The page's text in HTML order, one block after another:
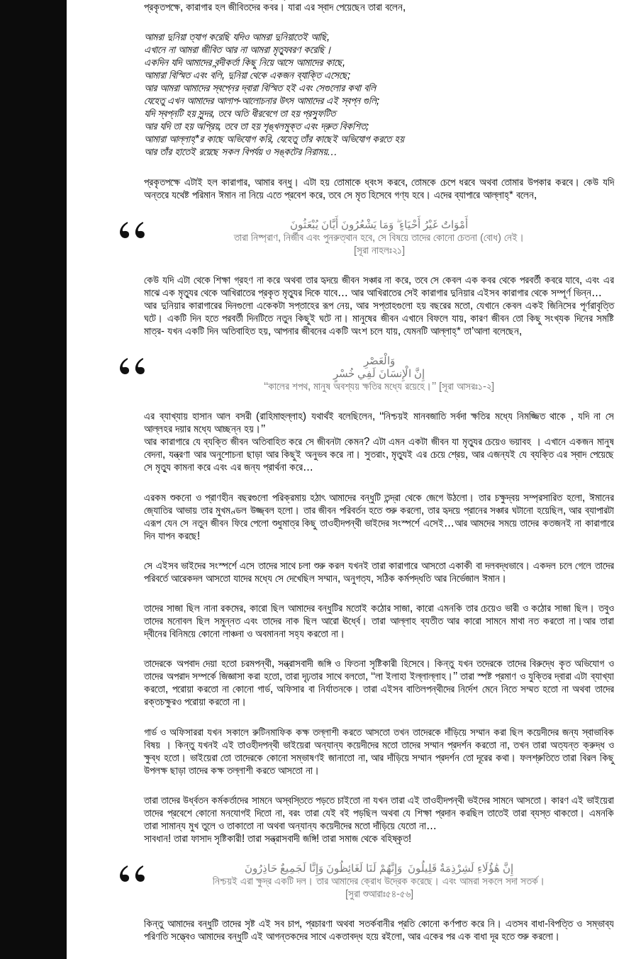
প্রকৃতপক্ষে, কারাগার হল জীবিতদের কবর। যারা এর স্বাদ পেয়েছেন তারা বলেন,
আমরা দুনিয়া ত্যাগ করেছি যদিও আমরা দুনিয়াতেই আছি,
এখানে না আমরা জীবিত আর না আমরা মৃত্যুবরণ করেছি।
একদিন যদি আমাদের বন্দীকর্তা কিছু নিয়ে আসে আমাদের কাছে,
আমারা বিস্মিত এবং বলি, দুনিয়া থেকে একজন ব্যাক্তি এসেছে;
আর আমরা আমাদের স্বপ্নের দ্বারা বিস্মিত হই এবং সেগুলোর কথা বলি
যেহেতু এখন আমাদের আলাপ-আলোচনার উৎস আমাদের এই স্বপ্ন গুলি;
যদি স্বপ্নটি হয় সুন্দর, তবে অতি ধীরবেগে তা হয় প্রস্ফুটিত
আর যদি তা হয় অপ্রিয়, তবে তা হয় শৃঙ্খলমুক্ত এবং দ্রুত বিকশিত;
আমারা আল্লাহ্*র কাছে অভিযোগ করি, যেহেতু তাঁর কাছেই অভিযোগ করতে হয়
আর তাঁর হাতেই রয়েছে সকল বিপর্যয় ও সঙ্কটের নিরাময়…
প্রকৃতপক্ষে এটাই হল কারাগার, আমার বন্ধু। এটা হয় তোমাকে ধ্বংস করবে, তোমকে চেপে ধরবে অথবা তোমার উপকার করবে। কেউ যদি
অন্তরে যথেষ্ট পরিমান ঈমান না নিয়ে এতে প্রবেশ করে, তবে সে মৃত হিসেবে গণ্য হবে। এদের ব্যাপারে আল্লাহ্* বলেন,
أَمْوَاتٌ غَيْرُ أَحْيَاءٍ ۖ وَمَا يَشْعُرُونَ أَيَّانَ يُبْعَثُونَ
তারা নিষ্প্রাণ, নির্জীব এবং পুনরুত্থান হবে, সে বিষয়ে তাদের কোনো চেতনা (বোধ) নেই।
[সূরা নাহলঃ২১]
কেউ যদি এটা থেকে শিক্ষা গ্রহণ না করে অথবা তার হৃদয়ে জীবন সঞ্চার না করে, তবে সে কেবল এক কবর থেকে পরবর্তী কবরে যাবে, এবং এর
মাঝে এক মৃত্যুর থেকে আখিরাতের প্রকৃত মৃত্যুর দিকে যাবে… আর আখিরাতের সেই কারাগার দুনিয়ার এইসব কারাগার থেকে সম্পূর্ণ ভিন্ন…
আর দুনিয়ার কারাগারের দিনগুলো একেকটা সপ্তাহের রূপ নেয়, আর সপ্তাহগুলো হয় বছরের মতো, যেখানে কেবল একই জিনিসের পূর্ণরাবৃত্তি
ঘটে। একটি দিন হতে পরবর্তী দিনটিতে নতুন কিছুই ঘটে না। মানুষের জীবন এখানে বিফলে যায়, কারণ জীবন তো কিছু সংখ্যক দিনের সমষ্টি
মাত্র- যখন একটি দিন অতিবাহিত হয়, আপনার জীবনের একটি অংশ চলে যায়, যেমনটি আল্লাহ্* তা’আলা বলেছেন,
وَالْعَصْرِ
إِنَّ الْإِنسَانَ لَفِي خُسْرٍ
‘‘কালের শপথ, মানুষ অবশ্যয় ক্ষতির মধ্যে রয়েহে।’’ [সূরা আসরঃ১-২]
এর ব্যাখ্যায় হাসান আল বসরী (রাহিমাহুল্লাহ) যথার্থই বলেছিলেন, ‘‘নিশ্চয়ই মানবজাতি সর্বদা ক্ষতির মধ্যে নিমজ্জিত থাকে , যদি না সে
আল্লহর দয়ার মধ্যে আচ্ছন্ন হয়।’’
আর কারাগারে যে ব্যক্তি জীবন অতিবাহিত করে সে জীবনটা কেমন? এটা এমন একটা জীবন যা মৃত্যুর চেয়েও ভয়াবহ । এখানে একজন মানুষ
বেদনা, যন্ত্রণা আর অনুশোচনা ছাড়া আর কিছুই অনুভব করে না। সুতরাং, মৃত্যুই এর চেয়ে শ্রেয়, আর এজন্যই যে ব্যক্তি এর স্বাদ পেয়েছে
সে মৃত্যু কামনা করে এবং এর জন্য প্রার্থনা করে…
এরকম শুকনো ও প্রাণহীন বছরগুলো পরিক্রমায় হঠাৎ আমাদের বন্ধুটি তন্দ্রা থেকে জেগে উঠলো। তার চক্ষুদ্বয় সম্প্রসারিত হলো, ঈমানের
জ্যোতির আভায় তার মুখমণ্ডল উজ্জ্বল হলো। তার জীবন পরিবর্তন হতে শুরু করলো, তার হৃদয়ে প্রানের সঞ্চার ঘটানো হয়েছিল, আর ব্যাপারটা
এরূপ যেন সে নতুন জীবন ফিরে পেলো শুধুমাত্র কিছু তাওহীদপন্থী ভাইদের সংস্পর্শে এসেই…আর আমদের সময়ে তাদের কতজনই না কারাগারে
দিন যাপন করছে!
সে এইসব ভাইদের সংস্পর্শে এসে তাদের সাথে চলা শুরু করল যখনই তারা কারাগারে আসতো একাকী বা দলবদ্ধভাবে। একদল চলে গেলে তাদের
পরিবর্তে আরেকদল আসতো যাদের মধ্যে সে দেখেছিল সম্মান, অনুগত্য, সঠিক কর্মপদ্ধতি আর নির্ভেজাল ঈমান।
তাদের সাজা ছিল নানা রকমের, কারো ছিল আমাদের বন্ধুটির মতোই কঠোর সাজা, কারো এমনকি তার চেয়েও ভারী ও কঠোর সাজা ছিল। তবুও
তাদের মনোবল ছিল সমুন্নত এবং তাদের নাক ছিল আরো ঊর্ধ্বে। তারা আল্লাহ ব্যতীত আর কারো সামনে মাথা নত করতো না।আর তারা
দ্বীনের বিনিময়ে কোনো লাঞ্চনা ও অবমাননা সহ্য করতো না।
তাদেরকে অপবাদ দেয়া হতো চরমপন্থী, সন্ত্রাসবাদী জঙ্গি ও ফিতনা সৃষ্টিকারী হিসেবে। কিন্তু যখন তদেরকে তাদের বিরুদ্ধে কৃত অভিযোগ ও
তাদের অপরাদ সম্পর্কে জিজ্ঞাসা করা হতো, তারা দৃঢ়তার সাথে বলতো, ‘‘লা ইলাহা ইল্লাল্লাহ।’’ তারা স্পষ্ট প্রমাণ ও যুক্তির দ্বারা এটা ব্যাখ্যা
করতো, পরোয়া করতো না কোনো গার্ড, অফিসার বা নির্যাতনকে। তারা এইসব বাতিলপন্থীদের নির্দেশ মেনে নিতে সম্মত হতো না অথবা তাদের
রক্তচক্ষুরও পরোয়া করতো না।
গার্ড ও অফিসাররা যখন সকালে রুটিনমাফিক কক্ষ তল্লাশী করতে আসতো তখন তাদেরকে দাঁড়িয়ে সম্মান করা ছিল কয়েদীদের জন্য স্বাভাবিক
বিষয় । কিন্তু যখনই এই তাওহীদপন্থী ভাইয়েরা অন্যান্য কয়েদীদের মতো তাদের সম্মান প্রদর্শন করতো না, তখন তারা অত্যন্ত ক্রুদ্ধ ও
ক্ষুব্ধ হতো। ভাইয়েরা তো তাদেরকে কোনো সম্ভাষণই জানাতো না, আর দাঁড়িয়ে সম্মান প্রদর্শন তো দূরের কথা। ফলশ্রুতিতে তারা বিরল কিছু
উপলক্ষ ছাড়া তাদের কক্ষ তল্লাশী করতে আসতো না।
তারা তাদের উর্ধ্বতন কর্মকর্তাদের সামনে অস্বস্তিতে পড়তে চাইতো না যখন তারা এই তাওহীদপন্থী ভইদের সামনে আসতো। কারণ এই ভাইয়েরা
তাদের প্রবেশে কোনো মনযোগই দিতো না, বরং তারা যেই বই পড়ছিল অথবা যে শিক্ষা প্রদান করছিল তাতেই তারা ব্যস্ত থাকতো। এমনকি
তারা সামান্য মুখ তুলে ও তাকাতো না অথবা অন্যান্য কয়েদীদের মতো দাঁড়িয়ে যেতো না…
সাবধান! তারা ফাসাদ সৃষ্টিকারী! তারা সন্ত্রাসবাদী জঙ্গি! তারা সমাজ থেকে বহিষ্কৃত!
إِنَّ هَٰؤُلَاءِ لَشِرْذِمَةٌ قَلِيلُونَ وَإِنَّهُمْ لَنَا لَغَائِظُونَ وَإِنَّا لَجَمِيعٌ حَاذِرُونَ
নিশ্চয়ই এরা ক্ষুদ্র একটি দল। তার আমাদের ক্রোধ উদ্রেক করেছে। এবং আমরা সকলে সদা সতর্ক।
[সুরা শুআরাঃ৫৪-৫৬]
কিন্তু আমাদের বন্ধুটি তাদের সৃষ্ট এই সব চাপ, প্রচারণা অথবা সতর্কবানীর প্রতি কোনো কর্ণপাত করে নি। এতসব বাধা-বিপত্তি ও সম্ভাব্য
পরিণতি সত্ত্বেও আমাদের বন্ধুটি এই আগন্তকদের সাথে একতাবদ্ধ হয়ে রইলো, আর একের পর এক বাধা দূর হতে শুরু করলো।